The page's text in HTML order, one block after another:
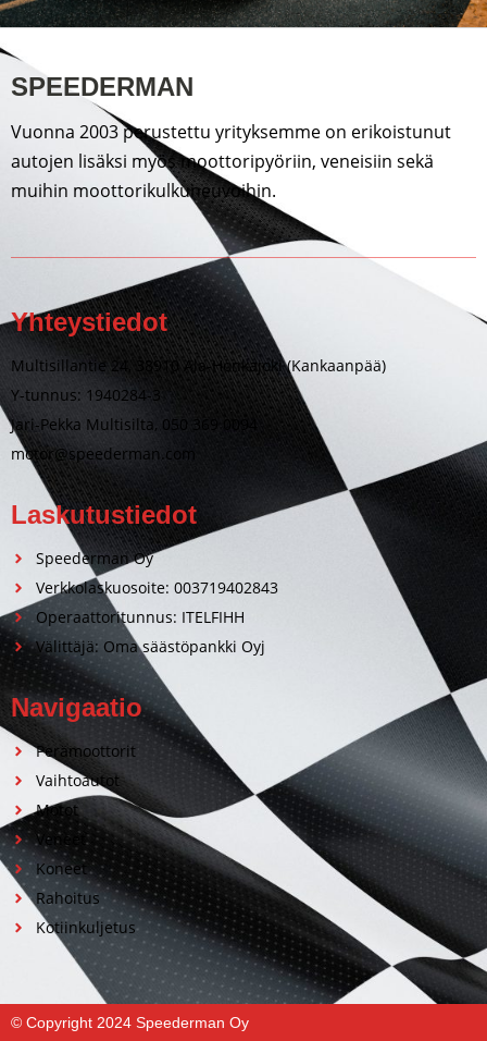
SPEEDERMAN
Vuonna 2003 perustettu yrityksemme on erikoistunut
autojen lisäksi myös moottoripyöriin, veneisiin sekä
muihin moottorikulkuneuvoihin.
Yhteystiedot
Multisillantie 24, 38910 Ala-Honkajoki (Kankaanpää)
Y-tunnus: 1940284-3
Jari-Pekka Multisilta, 050 369 0094
motor@speederman.com
Laskutustiedot
Speederman Oy
Verkkolaskuosoite: 003719402843
Operaattoritunnus: ITELFIHH
Välittäjä: Oma säästöpankki Oyj
Navigaatio
Perämoottorit
Vaihtoautot
Motot
Veneet
Koneet
Rahoitus
Kotiinkuljetus
© Copyright 2024 Speederman Oy